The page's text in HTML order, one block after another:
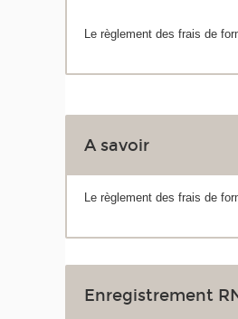
Le règlement des frais de
A savoir
Le règlement des frais de
Enregistrement